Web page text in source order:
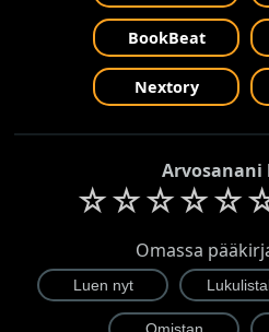
BookBeat
Nextory
☆☆☆☆☆
Omassa